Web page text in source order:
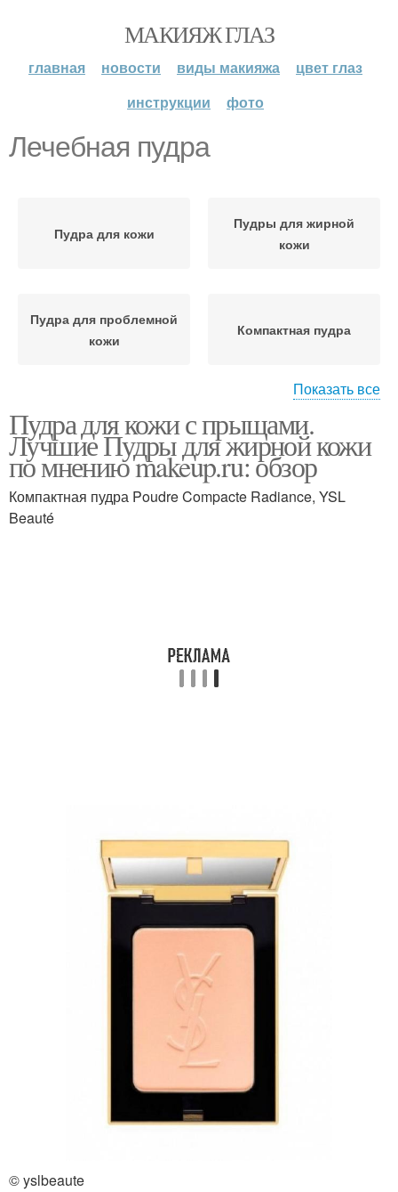
МАКИЯЖ ГЛАЗ
главная новости виды макияжа
цвет глаз
инструкции
фото
Лечебная пудра
Пудра для кожи
Пудры для жирной
кожи
Пудра для проблемной
кожи
Компактная пудра
Некомедогенная пудра Пудра от прыщей
Минеральная пудра
Гипоаллергенные
Пудры для проблемной
Гипоаллергенная пудра
Пудра на лето Рассыпчатая пудра
Показать все
Пудра для кожи с прыщами.
Лучшие Пудры для жирной кожи
по мнению makeup.ru: обзор
Компактная пудра Poudre Compacte Radiance, YSL
Beauté
© yslbeaute